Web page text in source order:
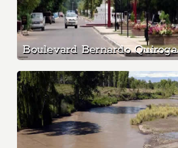
Boulevard Bernardo Quiroga